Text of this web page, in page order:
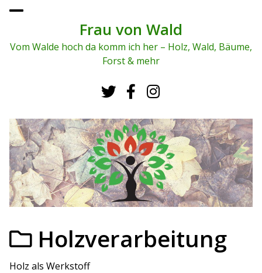
To
me
Frau von Wald
Vom Walde hoch da komm ich her – Holz, Wald, Bäume,
Forst & mehr
Holzverarbeitung
Holz als Werkstoff